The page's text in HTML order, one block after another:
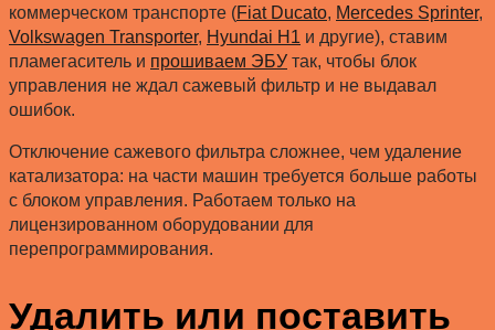
коммерческом транспорте (Fiat Ducato, Mercedes Sprinter,
Volkswagen Transporter, Hyundai H1 и другие), ставим
пламегаситель и прошиваем ЭБУ так, чтобы блок
управления не ждал сажевый фильтр и не выдавал
ошибок.
Отключение сажевого фильтра сложнее, чем удаление
катализатора: на части машин требуется больше работы
с блоком управления. Работаем только на
лицензированном оборудовании для
перепрограммирования.
Удалить или поставить